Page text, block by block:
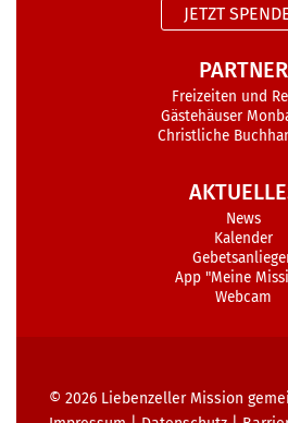
JETZT
PARTNER
Freizeiten und
Gästehäuser
Christliche
News
Kalender
App "Meine
Webcam
© 2026 Liebenzeller Mission